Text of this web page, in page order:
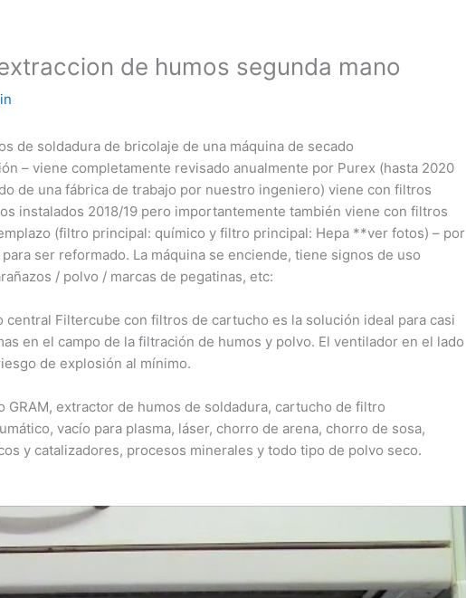
de humos segunda mano
de soldadura de bricolaje de una máquina de secado
– viene completamente revisado anualmente por Purex (hasta 2020
de una fábrica de trabajo por nuestro ingeniero) viene con filtros
instalados 2018/19 pero importantemente también viene con filtros
(filtro principal: químico y filtro principal: Hepa **ver fotos) – por
ser reformado. La máquina se enciende, tiene signos de uso
/ polvo / marcas de pegatinas, etc:
central Filtercube con filtros de cartucho es la solución ideal para casi
en el campo de la filtración de humos y polvo. El ventilador en el lado
de explosión al mínimo.
GRAM, extractor de humos de soldadura, cartucho de filtro
vacío para plasma, láser, chorro de arena, chorro de sosa,
y catalizadores, procesos minerales y todo tipo de polvo seco.